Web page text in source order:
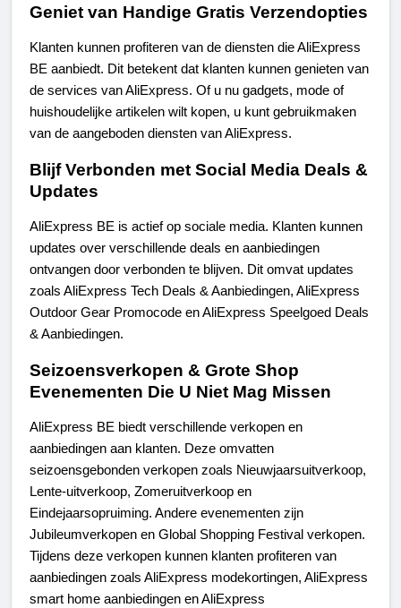
Geniet van Handige Gratis Verzendopties
Klanten kunnen profiteren van de diensten die AliExpress
BE aanbiedt. Dit betekent dat klanten kunnen genieten van
de services van AliExpress. Of u nu gadgets, mode of
huishoudelijke artikelen wilt kopen, u kunt gebruikmaken
van de aangeboden diensten van AliExpress.
Blijf Verbonden met Social Media Deals &
Updates
AliExpress BE is actief op sociale media. Klanten kunnen
updates over verschillende deals en aanbiedingen
ontvangen door verbonden te blijven. Dit omvat updates
zoals AliExpress Tech Deals & Aanbiedingen, AliExpress
Outdoor Gear Promocode en AliExpress Speelgoed Deals
& Aanbiedingen.
Seizoensverkopen & Grote Shop
Evenementen Die U Niet Mag Missen
AliExpress BE biedt verschillende verkopen en
aanbiedingen aan klanten. Deze omvatten
seizoensgebonden verkopen zoals Nieuwjaarsuitverkoop,
Lente-uitverkoop, Zomeruitverkoop en
Eindejaarsopruiming. Andere evenementen zijn
Jubileumverkopen en Global Shopping Festival verkopen.
Tijdens deze verkopen kunnen klanten profiteren van
aanbiedingen zoals AliExpress modekortingen, AliExpress
smart home aanbiedingen en AliExpress